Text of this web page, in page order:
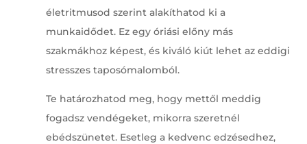
életritmusod szerint alakíthatod ki a
munkaidődet. Ez egy óriási előny más
szakmákhoz képest, és kiváló kiút lehet az eddigi
stresszes taposómalomból.
Te határozhatod meg, hogy mettől meddig
fogadsz vendégeket, mikorra szeretnél
ebédszünetet. Esetleg a kedvenc edzésedhez,